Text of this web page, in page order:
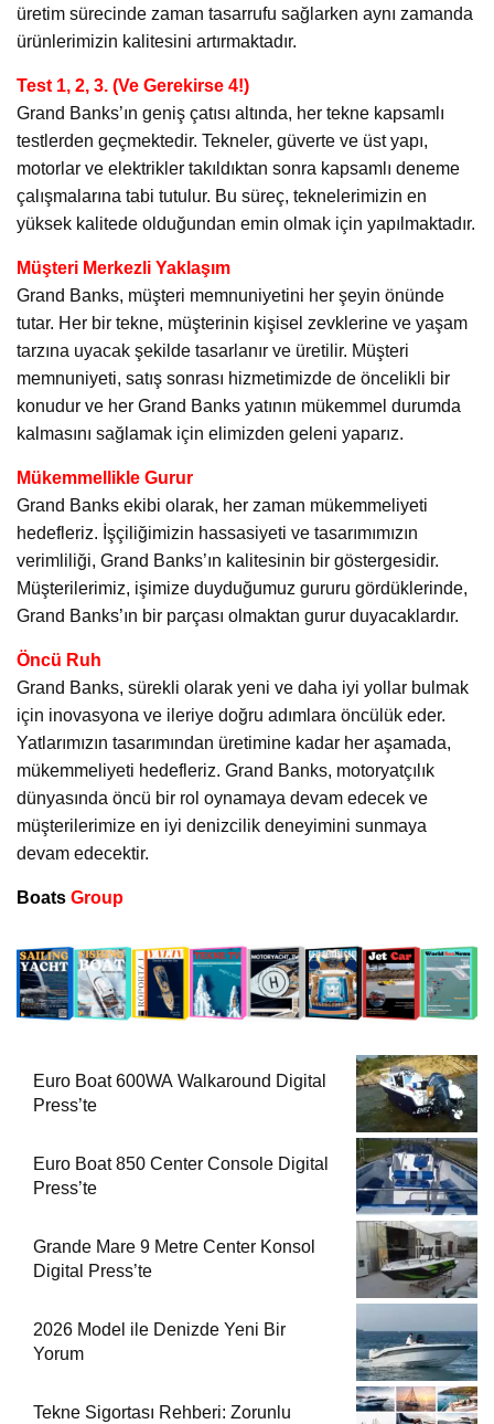
üretim sürecinde zaman tasarrufu sağlarken aynı zamanda
ürünlerimizin kalitesini artırmaktadır.
Test 1, 2, 3. (Ve Gerekirse 4!)
Grand Banks’ın geniş çatısı altında, her tekne kapsamlı
testlerden geçmektedir. Tekneler, güverte ve üst yapı,
motorlar ve elektrikler takıldıktan sonra kapsamlı deneme
çalışmalarına tabi tutulur. Bu süreç, teknelerimizin en
yüksek kalitede olduğundan emin olmak için yapılmaktadır.
Müşteri Merkezli Yaklaşım
Grand Banks, müşteri memnuniyetini her şeyin önünde
tutar. Her bir tekne, müşterinin kişisel zevklerine ve yaşam
tarzına uyacak şekilde tasarlanır ve üretilir. Müşteri
memnuniyeti, satış sonrası hizmetimizde de öncelikli bir
konudur ve her Grand Banks yatının mükemmel durumda
kalmasını sağlamak için elimizden geleni yaparız.
Mükemmellikle Gurur
Grand Banks ekibi olarak, her zaman mükemmeliyeti
hedefleriz. İşçiliğimizin hassasiyeti ve tasarımımızın
verimliliği, Grand Banks’ın kalitesinin bir göstergesidir.
Müşterilerimiz, işimize duyduğumuz gururu gördüklerinde,
Grand Banks’ın bir parçası olmaktan gurur duyacaklardır.
Öncü Ruh
Grand Banks, sürekli olarak yeni ve daha iyi yollar bulmak
için inovasyona ve ileriye doğru adımlara öncülük eder.
Yatlarımızın tasarımından üretimine kadar her aşamada,
mükemmeliyeti hedefleriz. Grand Banks, motoryatçılık
dünyasında öncü bir rol oynamaya devam edecek ve
müşterilerimize en iyi denizcilik deneyimini sunmaya
devam edecektir.
Boats Group
Euro Boat 600WA Walkaround Digital
Press’te
Euro Boat 850 Center Console Digital
Press’te
Grande Mare 9 Metre Center Konsol
Digital Press’te
2026 Model ile Denizde Yeni Bir
Yorum
Tekne Sigortası Rehberi: Zorunlu